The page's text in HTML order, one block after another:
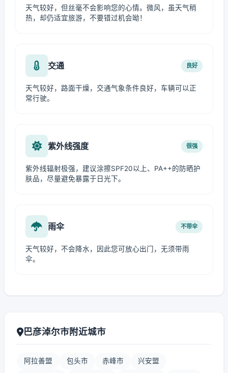
天气较好，但丝毫不会影响您的心情。微风，虽天气稍
热，却仍适宜旅游，不要错过机会呦！
交通 良好
天气较好，路面干燥，交通气象条件良好，车辆可以正
常行驶。
紫外线强度 很强
紫外线辐射极强，建议涂擦SPF20以上、PA++的防晒护
肤品，尽量避免暴露于日光下。
雨伞 不带伞
天气较好，不会降水，因此您可放心出门，无须带雨
伞。
巴彦淖尔市附近城市
阿拉善盟 包头市 赤峰市 兴安盟